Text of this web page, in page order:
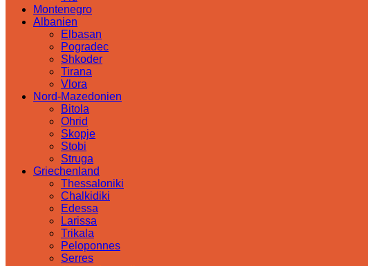
Montenegro
Albanien
Elbasan
Pogradec
Shkoder
Tirana
Vlora
Nord-Mazedonien
Bitola
Ohrid
Skopje
Stobi
Struga
Griechenland
Thessaloniki
Chalkidiki
Edessa
Larissa
Trikala
Peloponnes
Serres